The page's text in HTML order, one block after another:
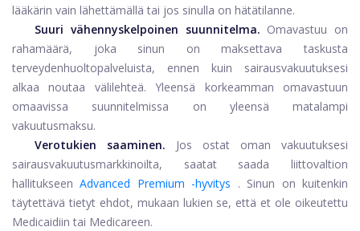
lääkärin vain lähettämällä tai jos sinulla on hätätilanne.
Suuri vähennyskelpoinen suunnitelma. Omavastuu on
rahamäärä, joka sinun on maksettava taskusta
terveydenhuoltopalveluista, ennen kuin sairausvakuutuksesi
alkaa noutaa välilehteä. Yleensä korkeamman omavastuun
omaavissa suunnitelmissa on yleensä matalampi
vakuutusmaksu.
Verotukien saaminen.
Jos ostat oman vakuutuksesi
sairausvakuutusmarkkinoilta, saatat saada liittovaltion
hallitukseen Advanced Premium -hyvitys . Sinun on kuitenkin
täytettävä tietyt ehdot, mukaan lukien se, että et ole oikeutettu
Medicaidiin tai Medicareen.